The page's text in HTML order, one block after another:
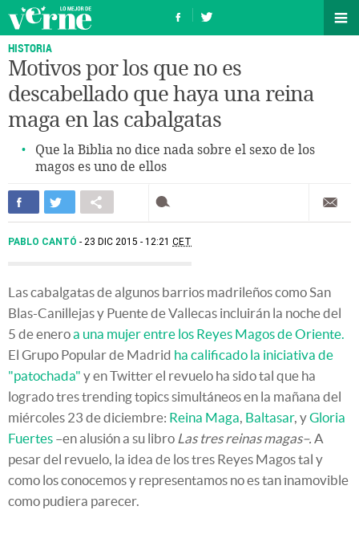
HISTORIA
Motivos por los que no es
descabellado que haya una reina
maga en las cabalgatas
Que la Biblia no dice nada sobre el sexo de los
magos es uno de ellos
PABLO CANTÓ 23 DIC 2015 - 12:21 CET
Las cabalgatas de algunos barrios madrileños como San
Blas-Canillejas y Puente de Vallecas incluirán la noche del
5 de eneroa una mujer entre los Reyes Magos de Oriente.
El Grupo Popular de Madrid ha calificado la iniciativa de
"patochada" y en Twitter el revuelo ha sido tal que ha
logrado tres trending topics simultáneos en la mañana del
miércoles 23 de diciembre: Reina Maga, Baltasar, yGloria
Fuertes –en alusión a su libro Las tres reinas magas–. A
pesar del revuelo, la idea de los tres Reyes Magos tal y
como los conocemos y representamos no es tan inamovible
como pudiera parecer.